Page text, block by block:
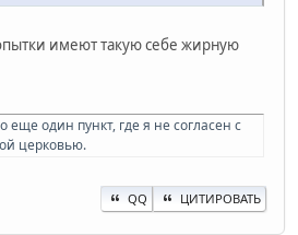
имеют такую себе жирную
еще один пункт, где я не согласен с
церковью.
QQ ЦИТИРОВАТЬ